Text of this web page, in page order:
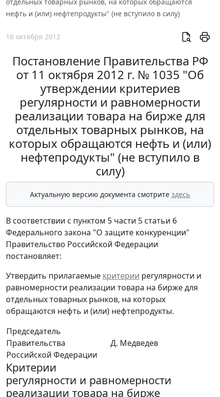
нефть и (или) нефтепродукты" (не вступило в силу)
16 октября 2012
Постановление Правительства РФ
от 11 октября 2012 г. № 1035 "Об
утверждении критериев
регулярности и равномерности
реализации товара на бирже для
отдельных товарных рынков, на
которых обращаются нефть и (или)
нефтепродукты" (не вступило в
силу)
Актуальную версию документа смотрите здесь
В соответствии с пунктом 5 части 5 статьи 6
Федерального закона "О защите конкуренции"
Правительство Российской Федерации
постановляет:
Утвердить прилагаемые критерии регулярности и
равномерности реализации товара на бирже для
отдельных товарных рынков, на которых
обращаются нефть и (или) нефтепродукты.
Председатель
Правительства
Российской Федерации
Д. Медведев
Критерии
регулярности и равномерности
реализации товара на бирже